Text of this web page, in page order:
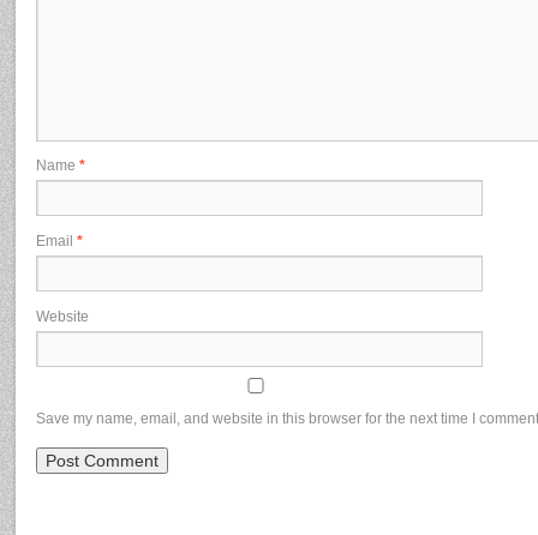
Name *
Email *
Website
Save my name, email, and website in this browser for the next time I